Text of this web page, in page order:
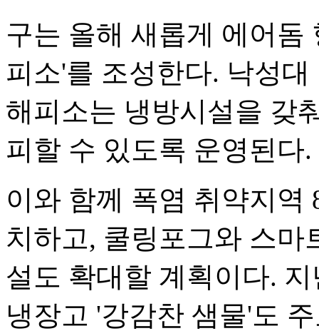
구는 올해 새롭게 에어돔
피소'를 조성한다. 낙성
해피소는 냉방시설을 갖
피할 수 있도록 운영된다.
이와 함께 폭염 취약지역
치하고, 쿨링포그와 스마
설도 확대할 계획이다.
냉장고 '강감찬 샘물'도